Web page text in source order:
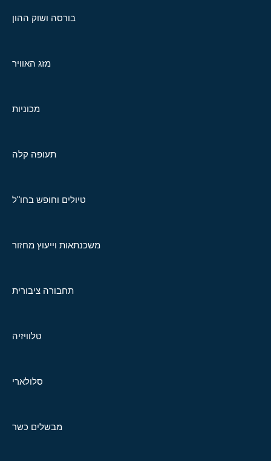
בורסה ושוק ההון
מזג האוויר
מכוניות
תעופה קלה
טיולים וחופש בחו"ל
משכנתאות וייעוץ מחזור
תחבורה ציבורית
טלוויזיה
סלולארי
מבשלים כשר